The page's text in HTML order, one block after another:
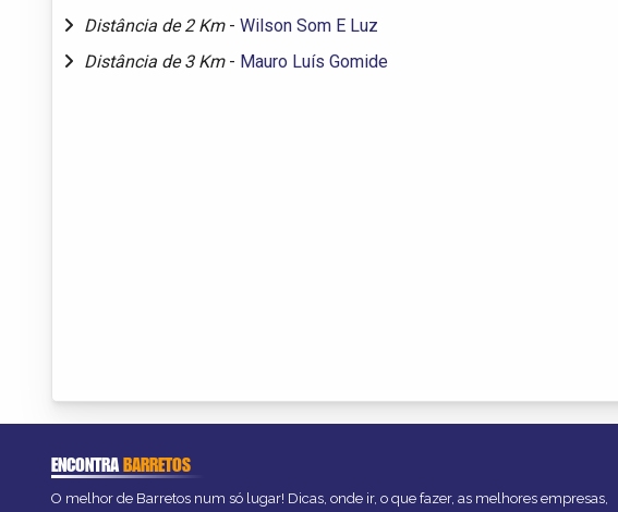
Distância de 2 Km - Wilson Som E Luz
Distância de 3 Km - Mauro Luís Gomide
ENCONTRABARRETOS
O melhor de Barretos num só lugar! Dicas, onde ir, o que fazer, as melhores empresas,